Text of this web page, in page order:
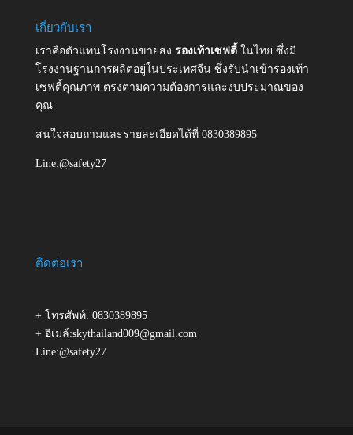
เกี่ยวกับเรา
เราคือตัวแทนโรงงานขายส่ง รองเท้าเซฟตี้ ในไทย ซึ่งมี
โรงงานฐานการผลิตอยู่ในประเทศจีน ซึ่งรับนำเข้ารองเท้า
เซฟตี้คุณภาพ ตรงตามความต้องการและงบประมาณของ
คุณ
สนใจสอบถามและรายละเอียดได้ที่ 0830389895
Line:@safety27
ติดต่อเรา
+ โทรศัพท์: 0830389895
+ อีเมล์:skythailand009@gmail.com
Line:@safety27